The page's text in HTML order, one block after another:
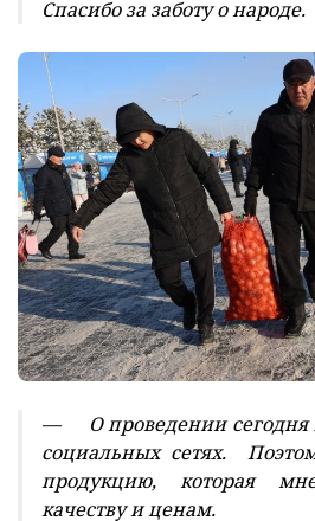
Спасибо за заботу о народе.
— О проведении сегодня
социальных сетях.
продукцию, которая
качеству и ценам.